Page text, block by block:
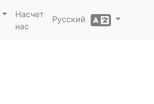
Насчет
нас
Русский